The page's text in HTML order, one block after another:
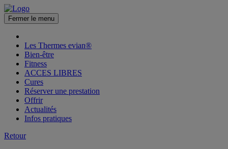
Fermer le menu
Les Thermes evian®
Bien-être
Fitness
ACCES LIBRES
Cures
Réserver une prestation
Offrir
Actualités
Infos pratiques
Retour